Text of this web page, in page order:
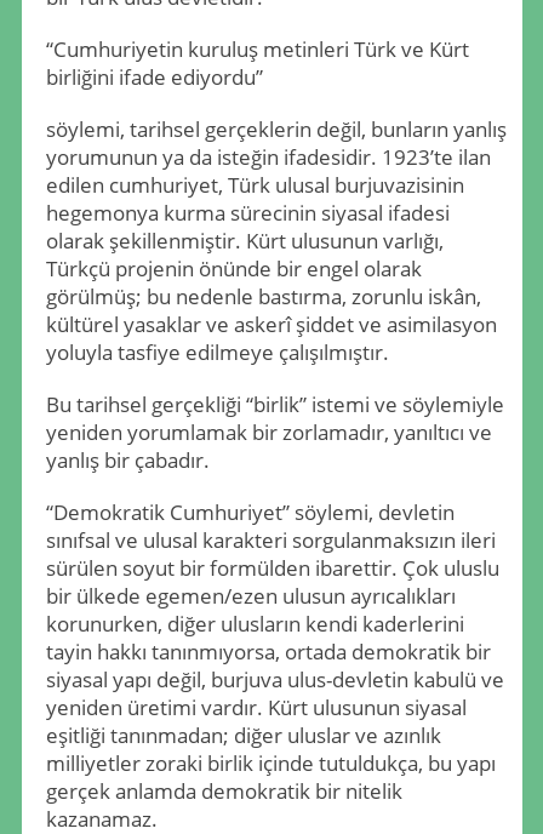
“Cumhuriyetin kuruluş metinleri Türk ve Kürt
birliğini ifade ediyordu”
söylemi, tarihsel gerçeklerin değil, bunların yanlış
yorumunun ya da isteğin ifadesidir. 1923’te ilan
edilen cumhuriyet, Türk ulusal burjuvazisinin
hegemonya kurma sürecinin siyasal ifadesi
olarak şekillenmiştir. Kürt ulusunun varlığı,
Türkçü projenin önünde bir engel olarak
görülmüş; bu nedenle bastırma, zorunlu iskân,
kültürel yasaklar ve askerî şiddet ve asimilasyon
yoluyla tasfiye edilmeye çalışılmıştır.
Bu tarihsel gerçekliği “birlik” istemi ve söylemiyle
yeniden yorumlamak bir zorlamadır, yanıltıcı ve
yanlış bir çabadır.
“Demokratik Cumhuriyet” söylemi, devletin
sınıfsal ve ulusal karakteri sorgulanmaksızın ileri
sürülen soyut bir formülden ibarettir. Çok uluslu
bir ülkede egemen/ezen ulusun ayrıcalıkları
korunurken, diğer ulusların kendi kaderlerini
tayin hakkı tanınmıyorsa, ortada demokratik bir
siyasal yapı değil, burjuva ulus-devletin kabulü ve
yeniden üretimi vardır. Kürt ulusunun siyasal
eşitliği tanınmadan; diğer uluslar ve azınlık
milliyetler zoraki birlik içinde tutuldukça, bu yapı
gerçek anlamda demokratik bir nitelik
kazanamaz.